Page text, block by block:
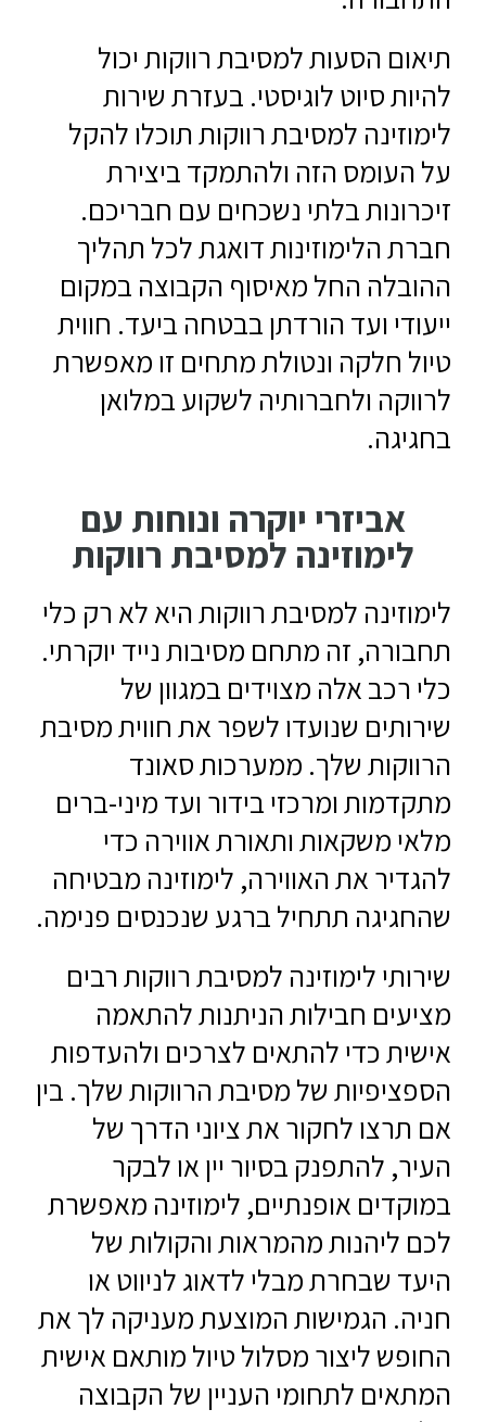
תיאום הסעות למסיבת רווקות יכול
להיות סיוט לוגיסטי. בעזרת שירות
לימוזינה למסיבת רווקות תוכלו להקל
על העומס הזה ולהתמקד ביצירת
זיכרונות בלתי נשכחים עם חבריכם.
חברת הלימוזינות דואגת לכל תהליך
ההובלה החל מאיסוף הקבוצה במקום
ייעודי ועד הורדתן בבטחה ביעד. חווית
טיול חלקה ונטולת מתחים זו מאפשרת
לרווקה ולחברותיה לשקוע במלואן
בחגיגה.
אביזרי יוקרה ונוחות עם
לימוזינה למסיבת רווקות
לימוזינה למסיבת רווקות היא לא רק כלי
תחבורה, זה מתחם מסיבות נייד יוקרתי.
כלי רכב אלה מצוידים במגוון של
שירותים שנועדו לשפר את חווית מסיבת
הרווקות שלך. ממערכות סאונד
מתקדמות ומרכזי בידור ועד מיני-ברים
מלאי משקאות ותאורת אווירה כדי
להגדיר את האווירה, לימוזינה מבטיחה
שהחגיגה תתחיל ברגע שנכנסים פנימה.
שירותי לימוזינה למסיבת רווקות רבים
מציעים חבילות הניתנות להתאמה
אישית כדי להתאים לצרכים ולהעדפות
הספציפיות של מסיבת הרווקות שלך. בין
אם תרצו לחקור את ציוני הדרך של
העיר, להתפנק בסיור יין או לבקר
במוקדים אופנתיים, לימוזינה מאפשרת
לכם ליהנות מהמראות והקולות של
היעד שבחרת מבלי לדאוג לניווט או
חניה. הגמישות המוצעת מעניקה לך את
החופש ליצור מסלול טיול מותאם אישית
המתאים לתחומי העניין של הקבוצה